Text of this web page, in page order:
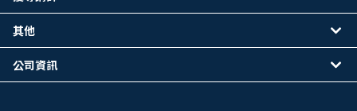
其他
公司資訊